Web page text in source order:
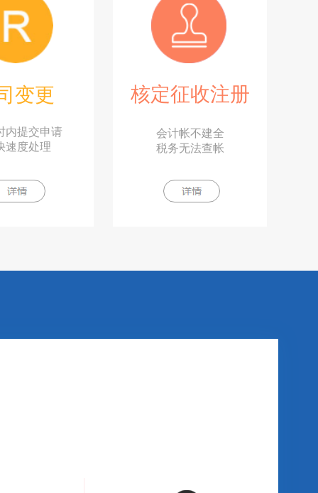
内提交申请
速度处理
核定征收注册
变更
会计帐不建全
税务无法查帐